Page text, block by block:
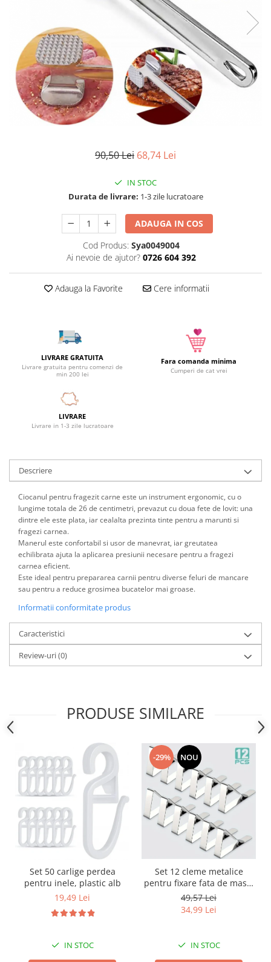
Huse si cutii depozitare
Cuiere
Opritoare usa
Intretinere textile
Curatenie
Sport & Timp liber
Suporturi ortopedice si orteze
Covorase si paturi
Ingrijire copii
Paturici si perne
Cutii depozitare
Ingrijire personala
Bureti de baie
Accesorii masaj
Organizare cosmetice si bijuterii
Rucsacuri, curele si accesorii
Gradina
Promotii
Articole de vara
Genti termoizolante
Accesorii inot si gonflabile
Jucarii de plaja
Genti de plaja
Piscine gonflabile
Prosoape si rogojini
HoReCa
90,50 Lei 68,74 Lei
IN STOC
Durata de livrare: 1-3 zile lucratoare
ADAUGA IN COS
Cod Produs: Sya0049004
Ai nevoie de ajutor? 0726 604 392
Adauga la Favorite Cere informatii
LIVRARE GRATUITA
Livrare gratuita pentru comenzi de
min 200 lei
Fara comanda minima
Cumperi de cat vrei
LIVRARE
Livrare in 1-3 zile lucratoare
Descriere
Ciocanul pentru fragezit carne este un instrument ergonomic, cu o
lungime totala de 26 de centimetri, prevazut cu doua fete de lovit: una
dintre ele este plata, iar cealalta prezinta tinte pentru a marunti si
fragezi carnea.
Manerul este confortabil si usor de manevrat, iar greutatea
echilibrata ajuta la aplicarea presiunii necesare pentru a fragezi
carnea eficient.
Este ideal pentru prepararea carnii pentru diverse feluri de mancare
sau pentru a reduce grosimea bucatelor mai groase.
Informatii conformitate produs
Caracteristici
Review-uri(0)
PRODUSE SIMILARE
Set 50 carlige perdea
pentru inele, plastic alb
19,49 Lei
IN STOC
-29% NOU
Set 12 cleme metalice
pentru fixare fata de masa,
7.2x4.6x1.2 cm, accesoriu
Horeca, pentru restaurante,
cafenele, terase, hoteluri
49,57 Lei
34,99 Lei
IN STOC